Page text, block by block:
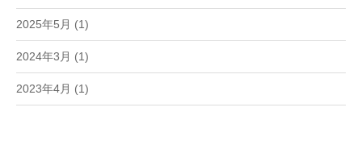
2025年5月 (1)
2024年3月 (1)
2023年4月 (1)